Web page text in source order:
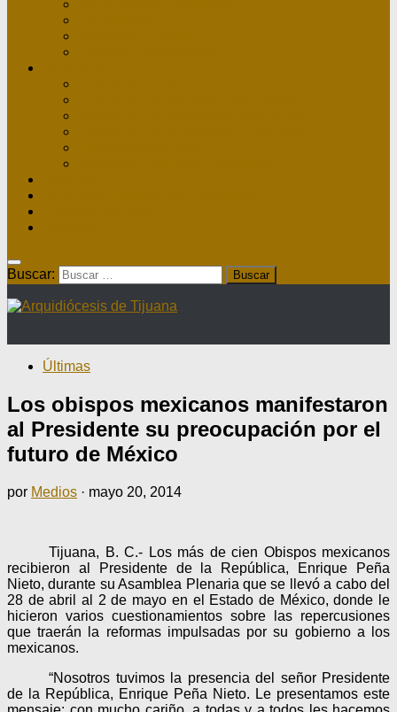
Buscar:
Últimas
Los obispos mexicanos manifestaron
al Presidente su preocupación por el
futuro de México
por Medios · mayo 20, 2014
Tijuana, B. C.- Los más de cien Obispos mexicanos
recibieron al Presidente de la República, Enrique Peña
Nieto, durante su Asamblea Plenaria que se llevó a cabo del
28 de abril al 2 de mayo en el Estado de México, donde le
hicieron varios cuestionamientos sobre las repercusiones
que traerán la reformas impulsadas por su gobierno a los
mexicanos.
“Nosotros tuvimos la presencia del señor Presidente
de la República, Enrique Peña Nieto. Le presentamos este